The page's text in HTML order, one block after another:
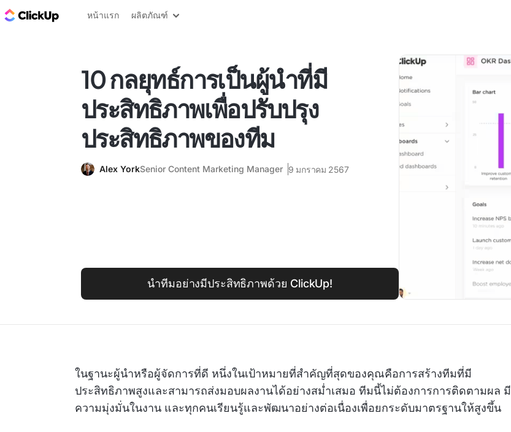
บล็อก ClickUp
หน้าแรก ผลิตภัณฑ์
10 กลยุทธ์การเป็นผู้นำที่มี
ประสิทธิภาพเพื่อปรับปรุง
ประสิทธิภาพของทีม
Alex YorkSenior Content Marketing Manager 9 มกราคม 2567
นำทีมอย่างมีประสิทธิภาพด้วย ClickUp!
ในฐานะผู้นำหรือผู้จัดการที่ดี หนึ่งในเป้าหมายที่สำคัญที่สุดของคุณคือการสร้างทีมที่มี
ประสิทธิภาพสูงและสามารถส่งมอบผลงานได้อย่างสม่ำเสมอ ทีมนี้ไม่ต้องการการติดตามผล มี
ความมุ่งมั่นในงาน และทุกคนเรียนรู้และพัฒนาอย่างต่อเนื่องเพื่อยกระดับมาตรฐานให้สูงขึ้น